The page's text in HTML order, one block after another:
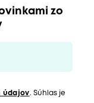
zo
údajov. Súhlas je